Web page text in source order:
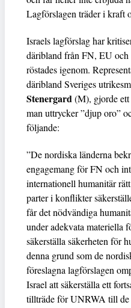
Lagförslagen träder i kraft
Israels lagförslag har
däribland från FN, EU och
röstades igenom.
däribland Sveriges
Stenergard(M), gjorde ett
man uttrycker ”djup oro”
följande:
”De nordiska länderna
engagemang för FN och
internationell humanitär
parter i konflikter
får det nödvändiga
under adekvata materiella
säkerställa säkerheten för
denna grund som de
föreslagna lagförslagen
Israel att säkerställa ett
tillträde för UNRWA till de